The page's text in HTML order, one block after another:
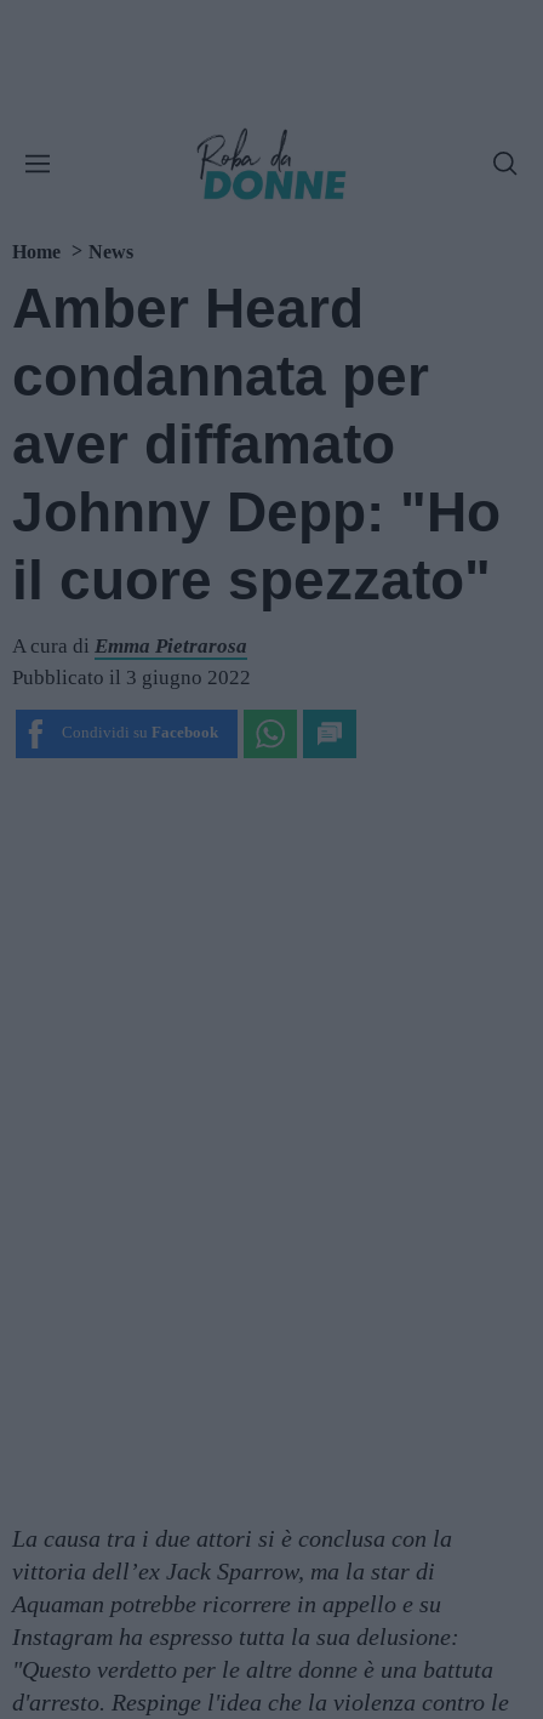
Home News
Amber Heard
condannata per
aver diffamato
Johnny Depp: "Ho
il cuore spezzato"
A cura di Emma Pietrarosa
Pubblicato il 3 giugno 2022
Condividi su Facebook
La causa tra i due attori si è conclusa con la
vittoria dell’ex Jack Sparrow, ma la star di
Aquaman potrebbe ricorrere in appello e su
Instagram ha espresso tutta la sua delusione:
"Questo verdetto per le altre donne è una battuta
d'arresto. Respinge l'idea che la violenza contro le